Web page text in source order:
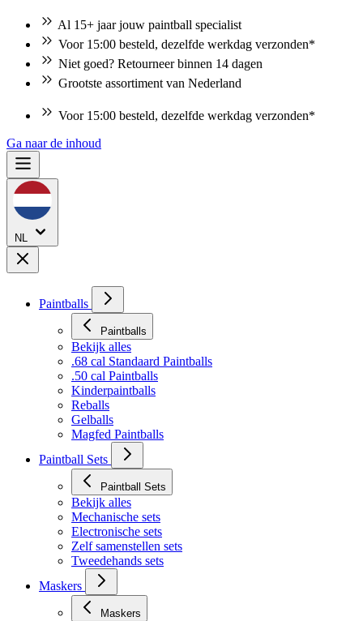
Al 15+ jaar jouw paintball specialist
Voor 15:00 besteld, dezelfde werkdag verzonden*
Niet goed? Retourneer binnen 14 dagen
Grootste assortiment van Nederland
Voor 15:00 besteld, dezelfde werkdag verzonden*
Ga naar de inhoud
NL
Paintballs
Paintballs
Bekijk alles
.68 cal Standaard Paintballs
.50 cal Paintballs
Kinderpaintballs
Reballs
Gelballs
Magfed Paintballs
Paintball Sets
Paintball Sets
Bekijk alles
Mechanische sets
Electronische sets
Zelf samenstellen sets
Tweedehands sets
Maskers
Maskers